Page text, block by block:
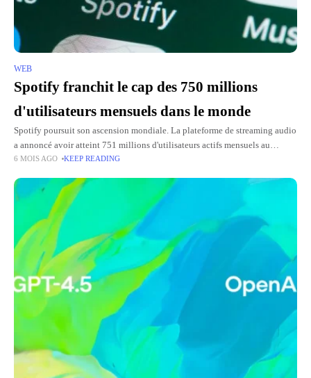
WEB
Spotify franchit le cap des 750 millions
d'utilisateurs mensuels dans le monde
Spotify poursuit son ascension mondiale. La plateforme de streaming audio
a annoncé avoir atteint 751 millions d'utilisateurs actifs mensuels au
quatrième trimestre 2025, soit une augmentation annuelle de 11 %.
6 MOIS AGO KEEP READING